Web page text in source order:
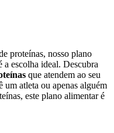
proteínas, nosso plano
a escolha ideal. Descubra
que atendem ao seu
um atleta ou apenas alguém
este plano alimentar é